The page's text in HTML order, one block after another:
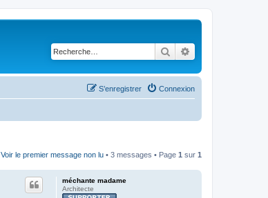
Rechercher
Connexion
S’enregistrer
Voir le premier message non lu • 3 messages • Page 1 sur 1
méchante madame
Architecte